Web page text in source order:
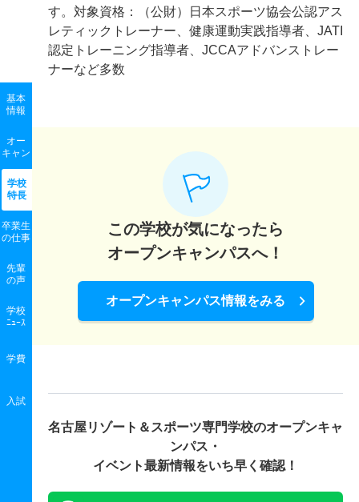
基本
情報
オー
キャン
学校
特長
卒業生
の仕事
先輩
の声
学校
ﾆｭｰｽ
学費
入試
す。対象資格：（公財）日本スポーツ協会公認アス
レティックトレーナー、健康運動実践指導者、JATI
認定トレーニング指導者、JCCAアドバンストレー
ナーなど多数
この学校が気になったら
オープンキャンパスへ！
オープンキャンパス情報をみる
名古屋リゾート＆スポーツ専門学校のオープンキャ
ンパス・
イベント最新情報をいち早く確認！